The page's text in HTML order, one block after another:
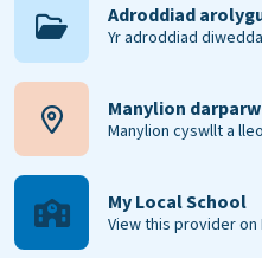
Adroddiad
Yr adroddiad
Manylion
Manylion cyswllt a
My Local School
View this provider on